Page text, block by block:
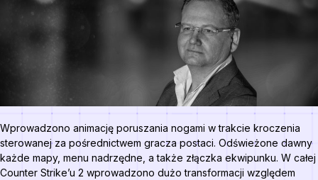
Wprowadzono animację poruszania nogami w trakcie kroczenia
sterowanej za pośrednictwem gracza postaci. Odświeżone dawny
każde mapy, menu nadrzędne, a także złączka ekwipunku. W całej
Counter Strike’u 2 wprowadzono dużo transformacji względem